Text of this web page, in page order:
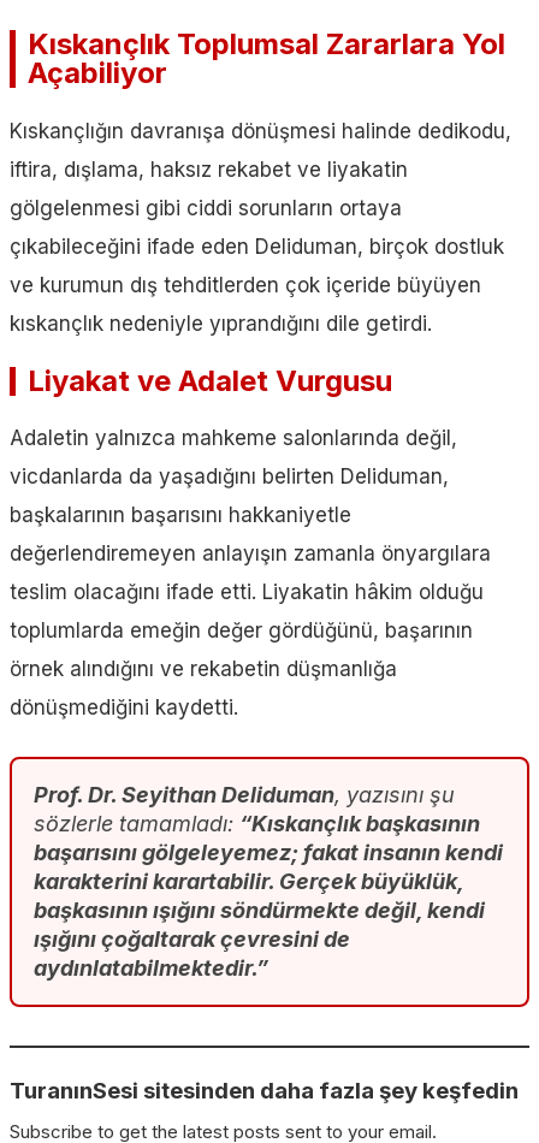
Kıskançlık Toplumsal Zararlara Yol
Açabiliyor
Kıskançlığın davranışa dönüşmesi halinde dedikodu,
iftira, dışlama, haksız rekabet ve liyakatin
gölgelenmesi gibi ciddi sorunların ortaya
çıkabileceğini ifade eden Deliduman, birçok dostluk
ve kurumun dış tehditlerden çok içeride büyüyen
kıskançlık nedeniyle yıprandığını dile getirdi.
Liyakat ve Adalet Vurgusu
Adaletin yalnızca mahkeme salonlarında değil,
vicdanlarda da yaşadığını belirten Deliduman,
başkalarının başarısını hakkaniyetle
değerlendiremeyen anlayışın zamanla önyargılara
teslim olacağını ifade etti. Liyakatin hâkim olduğu
toplumlarda emeğin değer gördüğünü, başarının
örnek alındığını ve rekabetin düşmanlığa
dönüşmediğini kaydetti.
Prof. Dr. Seyithan Deliduman, yazısını şu
sözlerle tamamladı: “Kıskançlık başkasının
başarısını gölgeleyemez; fakat insanın kendi
karakterini karartabilir. Gerçek büyüklük,
başkasının ışığını söndürmekte değil, kendi
ışığını çoğaltarak çevresini de
aydınlatabilmektedir.”
TuranınSesi sitesinden daha fazla şey keşfedin
Subscribe to get the latest posts sent to your email.